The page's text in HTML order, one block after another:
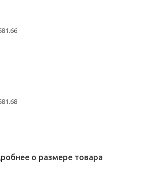
о размере товара